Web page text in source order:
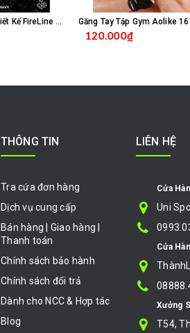
Áo Đá Banh Amac Thiết Kế FireLine Đỏ Navy Găng Tay Tập Gym Aolike
120.000₫
THÔNG TIN
Tra cứa đơn hàng
Dịch vụ cung cấp
Bán hàng | Giao hàng |
Thanh toán
Chính sách bảo hành
Chính sách đổi trả
Dành cho NCC & Hợp tác
Blog
LIÊN HỆ
Cửa
Uni
Cửa
Xưởng
T54,